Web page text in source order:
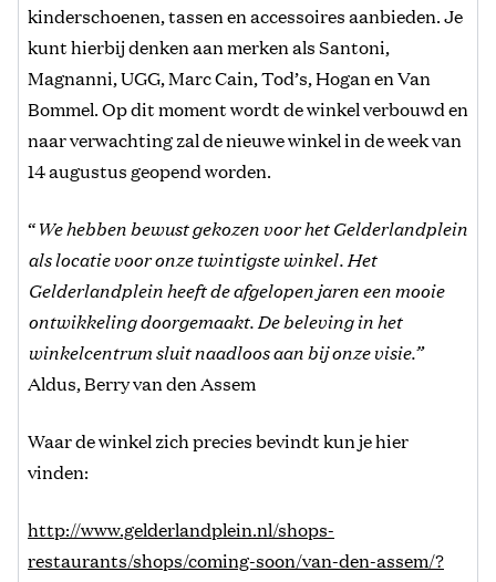
kinderschoenen, tassen en accessoires aanbieden. Je
kunt hierbij denken aan merken als Santoni,
Magnanni, UGG, Marc Cain, Tod’s, Hogan en Van
Bommel. Op dit moment wordt de winkel verbouwd en
naar verwachting zal de nieuwe winkel in de week van
14 augustus geopend worden.
“We hebben bewust gekozen voor het Gelderlandplein
als locatie voor onze twintigste winkel. Het
Gelderlandplein heeft de afgelopen jaren een mooie
ontwikkeling doorgemaakt. De beleving in het
winkelcentrum sluit naadloos aan bij onze visie.”
Aldus, Berry van den Assem
Waar de winkel zich precies bevindt kun je hier
vinden:
http://www.gelderlandplein.nl/shops-
restaurants/shops/coming-soon/van-den-assem/?